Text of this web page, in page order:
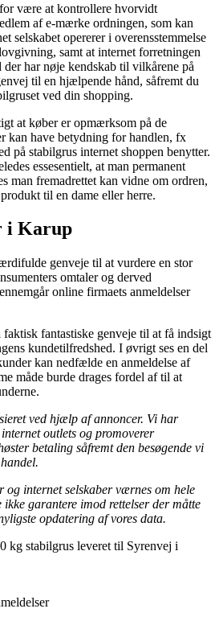
være at kontrollere hvorvidt
af e-mærke ordningen, som kan
selskabet opererer i overensstemmelse
samt at internet forretningen
har nøje kendskab til vilkårene på
til en hjælpende hånd, såfremt du
ved din shopping.
at køber er opmærksom på de
kan have betydning for handlen, fx
på stabilgrus internet shoppen benytter.
essesentielt, at man permanent
man fremadrettet kan vidne om ordren,
til en dame eller herre.
i Karup
genveje til at vurdere en stor
omtaler og derved
online firmaets anmeldelser
fantastiske genveje til at få indsigt
kundetilfredshed. I øvrigt ses en del
kan nedfælde en anmeldelse af
måde burde drages fordel af til at
ved hjælp af annoncer. Vi har
outlets og promoverer
betaling såfremt den besøgende vi
internet selskaber værnes om hele
garantere imod rettelser der måtte
opdatering af vores data.
kg stabilgrus leveret til Syrenvej i